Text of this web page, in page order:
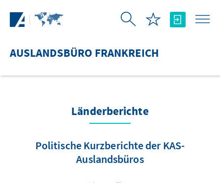
AUSLANDSBÜRO FRANKREICH
Länderberichte
Politische Kurzberichte der KAS-
Auslandsbüros